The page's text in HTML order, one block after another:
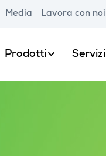
Media Lavora con noi
Prodotti Servizi